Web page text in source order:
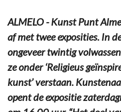
ALMELO - Kunst Punt
af met twee exposities. In
ongeveer twintig
ze onder ‘Religieus
kunst’ verstaan.
opent de expositie